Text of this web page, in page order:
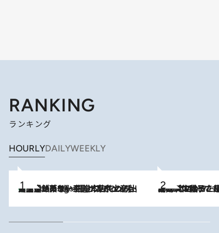
RANKING
ランキング
HOURLYDAILYWEEKLY
5 Hours Ago
【間違いのない王道・東京土産】資生堂パーラー 銀座本店でのみ出会える銘菓5選《極上プディング・濃厚チーズケーキ・ボンボンショコラほか》 2026.8.5
【阿川佐和子さんの年とる力】なぜ70代で始めた趣味は“こんなに楽しい”のか？ ピアノ、俳句…スランプに陥っても続けられる“ある秘訣”とは